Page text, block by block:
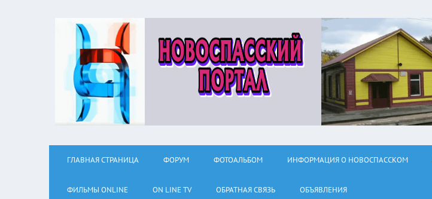
ГЛАВНАЯ СТРАНИЦА ФОРУМ ФОТОАЛЬБОМ ИНФОРМАЦИЯ О НОВОСПАССКОМ
ФИЛЬМЫ ОNLINE ON LINE TV ОБРАТНАЯ СВЯЗЬ ОБЪЯВЛЕНИЯ